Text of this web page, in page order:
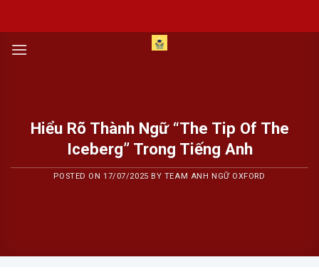
content
Hiểu Rõ Thành Ngữ “The Tip Of The
Iceberg” Trong Tiếng Anh
POSTED ON17/07/2025 BY TEAM ANH NGỮ OXFORD